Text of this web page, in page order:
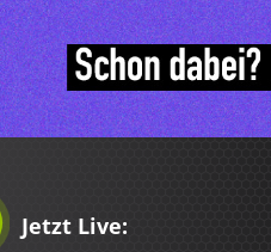
Jetzt Live: